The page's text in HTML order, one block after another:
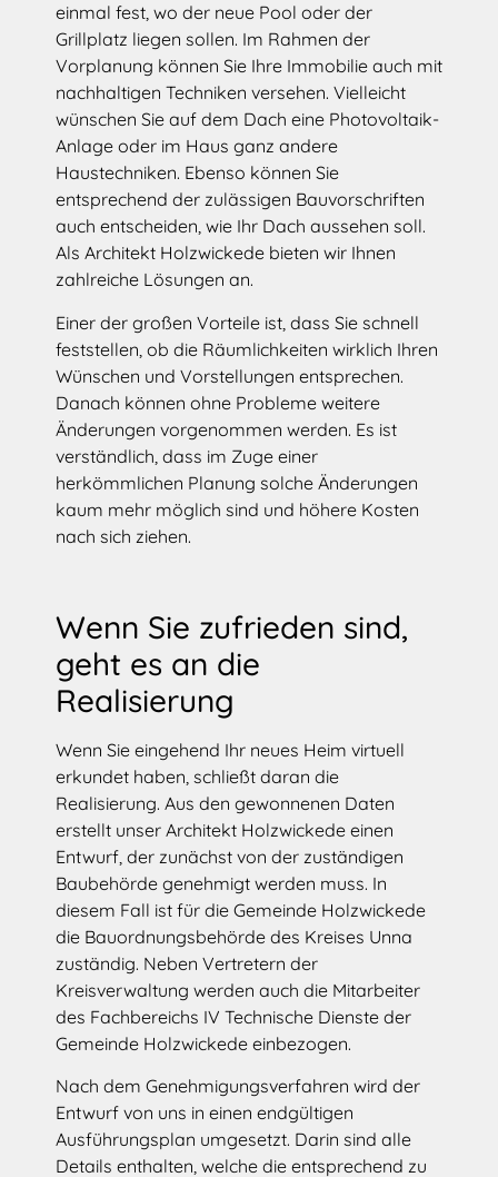
einmal fest, wo der neue Pool oder der
Grillplatz liegen sollen. Im Rahmen der
Vorplanung können Sie Ihre Immobilie auch mit
nachhaltigen Techniken versehen. Vielleicht
wünschen Sie auf dem Dach eine Photovoltaik-
Anlage oder im Haus ganz andere
Haustechniken. Ebenso können Sie
entsprechend der zulässigen Bauvorschriften
auch entscheiden, wie Ihr Dach aussehen soll.
Als Architekt Holzwickede bieten wir Ihnen
zahlreiche Lösungen an.
Einer der großen Vorteile ist, dass Sie schnell
feststellen, ob die Räumlichkeiten wirklich Ihren
Wünschen und Vorstellungen entsprechen.
Danach können ohne Probleme weitere
Änderungen vorgenommen werden. Es ist
verständlich, dass im Zuge einer
herkömmlichen Planung solche Änderungen
kaum mehr möglich sind und höhere Kosten
nach sich ziehen.
Wenn Sie zufrieden sind,
geht es an die
Realisierung
Wenn Sie eingehend Ihr neues Heim virtuell
erkundet haben, schließt daran die
Realisierung. Aus den gewonnenen Daten
erstellt unser Architekt Holzwickede einen
Entwurf, der zunächst von der zuständigen
Baubehörde genehmigt werden muss. In
diesem Fall ist für die Gemeinde Holzwickede
die Bauordnungsbehörde des Kreises Unna
zuständig. Neben Vertretern der
Kreisverwaltung werden auch die Mitarbeiter
des Fachbereichs IV Technische Dienste der
Gemeinde Holzwickede einbezogen.
Nach dem Genehmigungsverfahren wird der
Entwurf von uns in einen endgültigen
Ausführungsplan umgesetzt. Darin sind alle
Details enthalten, welche die entsprechend zu